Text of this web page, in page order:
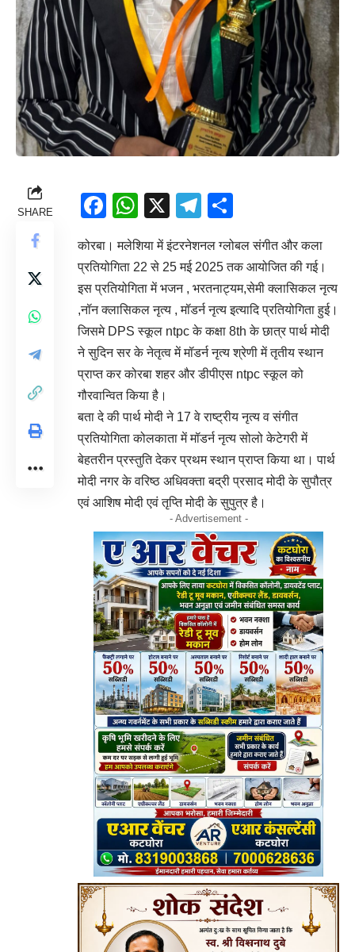
SHARE Facebook
WhatsApp
X Telegram
कोरबा। मलेशिया में इंटरनेशनल ग्लोबल संगीत और कला
प्रतियोगिता 22 से 25 मई 2025 तक आयोजित की गई।
इस प्रतियोगिता में भजन , भरतनाट्यम,सेमी क्लासिकल नृत्य
,नॉन क्लासिकल नृत्य , मॉडर्न नृत्य इत्यादि प्रतियोगिता हुई।
जिसमे DPS स्कूल ntpc के कक्षा 8th के छात्र पार्थ मोदी
ने सुदिन सर के नेतृत्व में मॉडर्न नृत्य श्रेणी में तृतीय स्थान
प्राप्त कर कोरबा शहर और डीपीएस ntpc स्कूल को
गौरवान्वित किया है।
बता दे की पार्थ मोदी ने 17 वे राष्ट्रीय नृत्य व संगीत
प्रतियोगिता कोलकाता में मॉडर्न नृत्य सोलो केटेगरी में
बेहतरीन प्रस्तुति देकर प्रथम स्थान प्राप्त किया था। पार्थ
मोदी नगर के वरिष्ठ अधिवक्ता बद्री प्रसाद मोदी के सुपौत्र
एवं आशिष मोदी एवं तृप्ति मोदी के सुपुत्र है।
- Advertisement -